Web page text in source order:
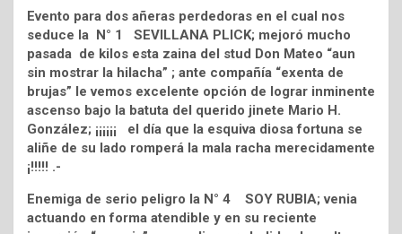
Evento para dos añeras perdedoras en el cual nos
seduce la N° 1 SEVILLANA PLICK; mejoró mucho
pasada de kilos esta zaina del stud Don Mateo “aun
sin mostrar la hilacha” ; ante compañía “exenta de
brujas” le vemos excelente opción de lograr inminente
ascenso bajo la batuta del querido jinete Mario H.
González; ¡¡¡¡¡¡ el día que la esquiva diosa fortuna se
aliñe de su lado romperá la mala racha merecidamente
¡!!!!! .-
Enemiga de serio peligro la N° 4 SOY RUBIA; venia
actuando en forma atendible y en su reciente